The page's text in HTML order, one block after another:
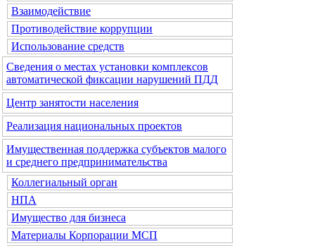
Взаимодействие
Противодействие коррупции
Использование средств
Сведения о местах установки комплексов
автоматической фиксации нарушений ПДД
Центр занятости населения
Реализация национальных проектов
Имущественная поддержка субъектов малого
и среднего предпринимательства
Коллегиальный орган
НПА
Имущество для бизнеса
Материалы Корпорации МСП